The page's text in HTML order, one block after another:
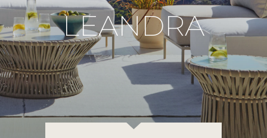
LEANDRA